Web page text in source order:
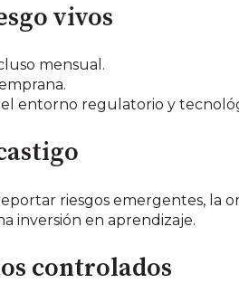
vivos
mensual.
entorno regulatorio y
riesgos emergentes, la
inversión en aprendizaje.
controlados